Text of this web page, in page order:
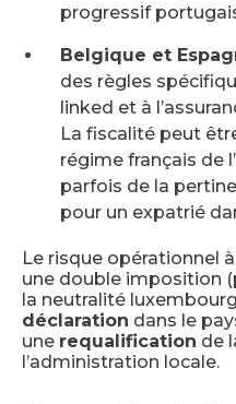
progressif
Belgique et
des règles
linked et à
La fiscalité peut
régime français de
parfois de la
pour un expatrié
Le risque opérationnel
une double imposition
la neutralité
déclaration dans le
une requalification de
l’administration locale.